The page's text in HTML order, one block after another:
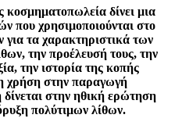
κοσμηματοπωλεία δίνει μια
που χρησιμοποιούνται στο
τα χαρακτηριστικά των
την προέλευσή τους, την
την ιστορία της κοπής
χρήση στην παραγωγή
στην ηθική ερώτηση
πολύτιμων λίθων.